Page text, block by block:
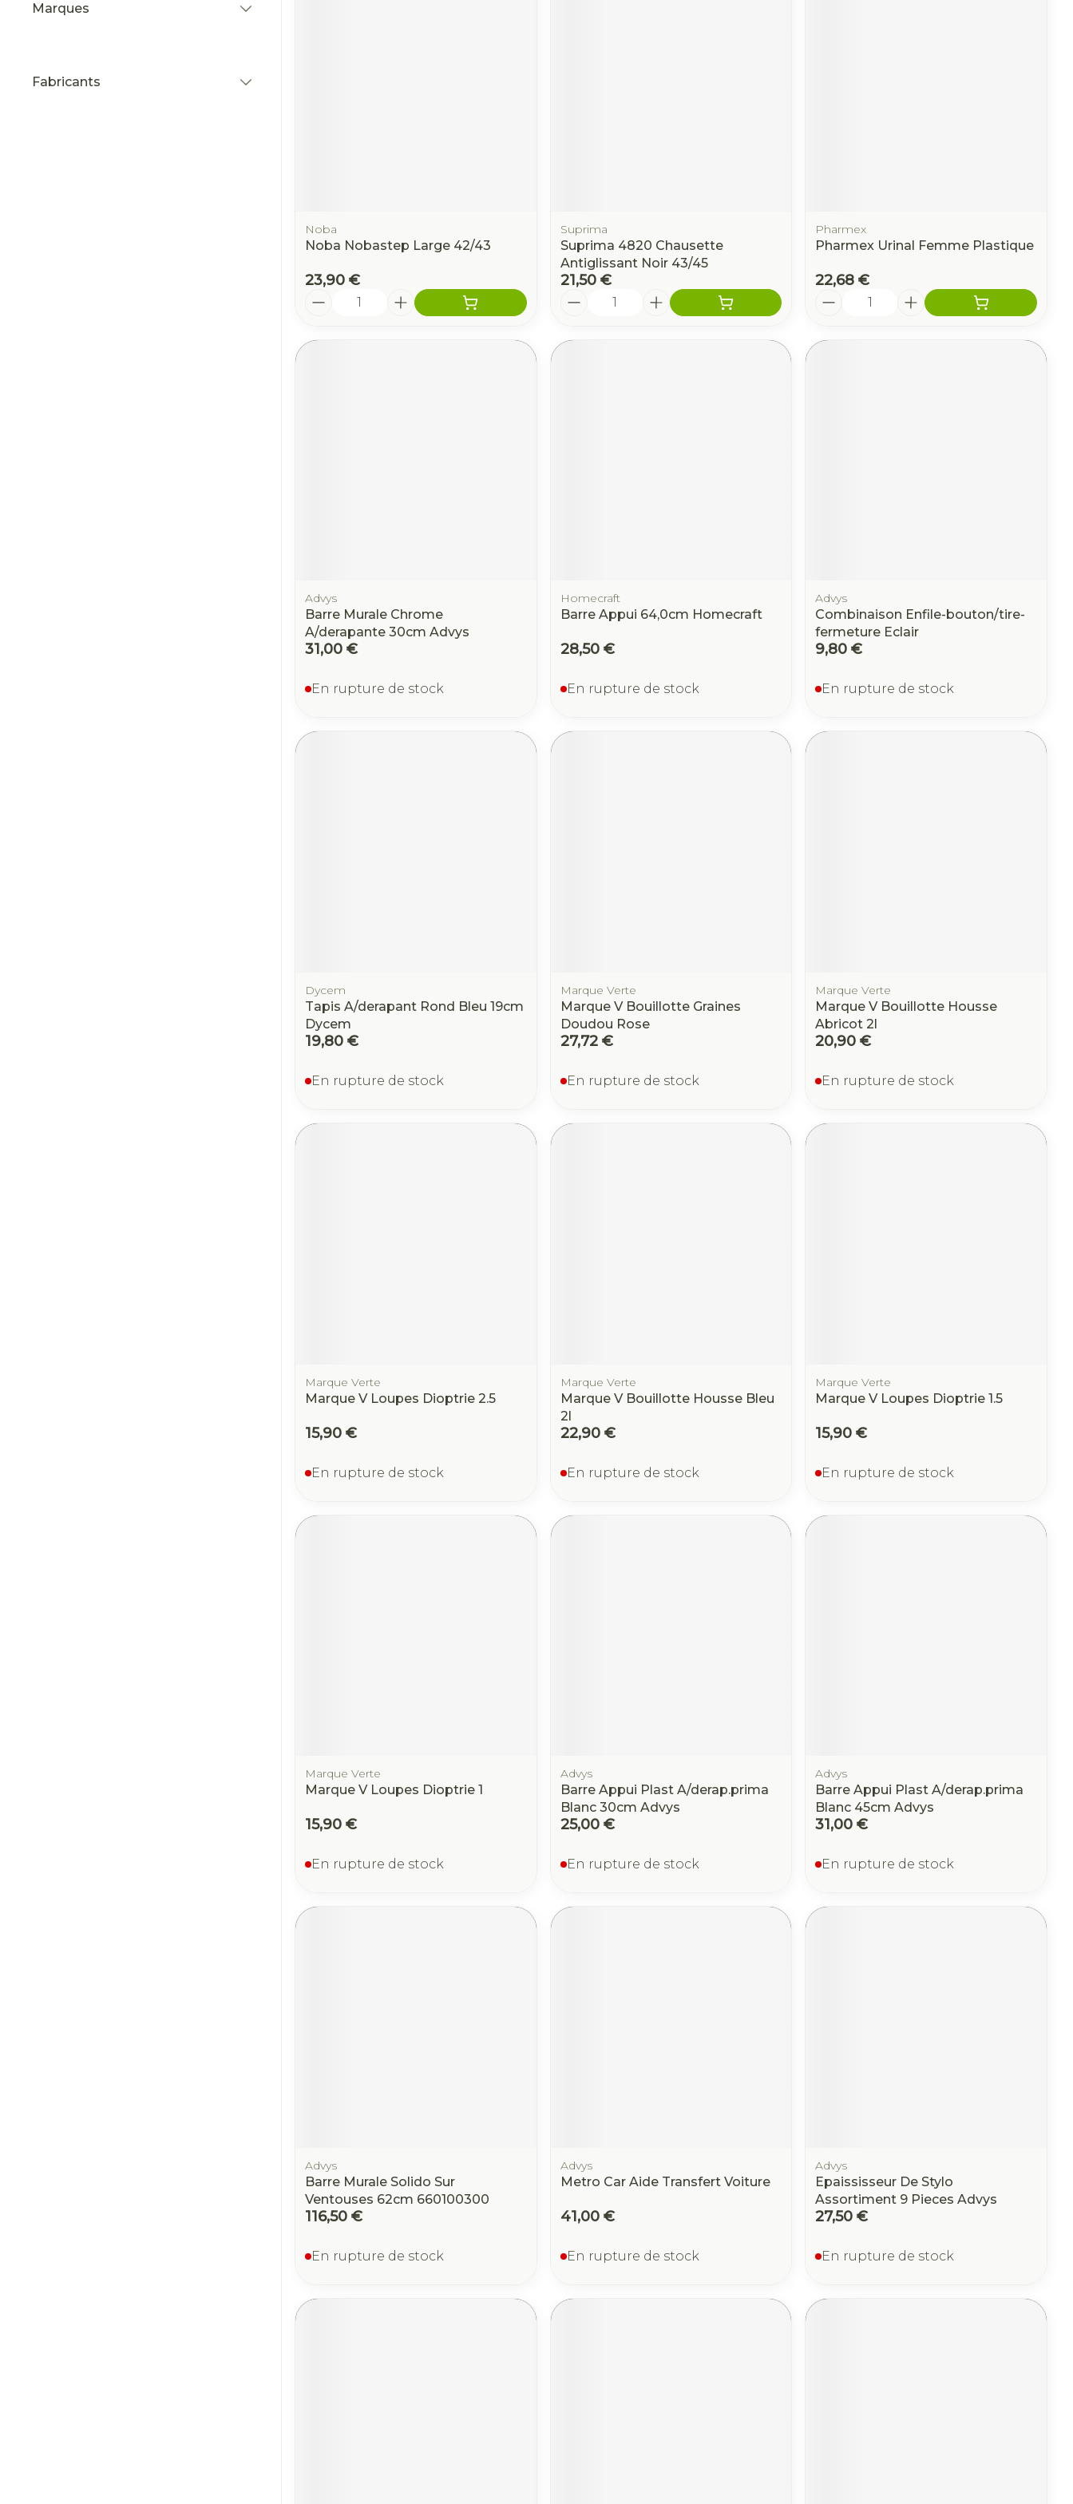
Marques
Fabricants
Noba
Noba Nobastep Large 42/43
23,90 €
Quantité
Suprima
Suprima 4820 Chausette
Antiglissant Noir 43/45
21,50 €
Quantité
Pharmex
Pharmex Urinal Femme Plastique
22,68 €
Quantité
Advys
Barre Murale Chrome
A/derapante 30cm Advys
31,00 €
En rupture de stock
Homecraft
Barre Appui 64,0cm Homecraft
28,50 €
En rupture de stock
Advys
Combinaison Enfile-bouton/tire-
fermeture Eclair
9,80 €
En rupture de stock
Dycem
Tapis A/derapant Rond Bleu 19cm
Dycem
19,80 €
En rupture de stock
Marque Verte
Marque V Bouillotte Graines
Doudou Rose
27,72 €
En rupture de stock
Marque Verte
Marque V Bouillotte Housse
Abricot 2l
20,90 €
En rupture de stock
Marque Verte
Marque V Loupes Dioptrie 2.5
15,90 €
En rupture de stock
Marque Verte
Marque V Bouillotte Housse Bleu
2l
22,90 €
En rupture de stock
Marque Verte
Marque V Loupes Dioptrie 1.5
15,90 €
En rupture de stock
Marque Verte
Marque V Loupes Dioptrie 1
15,90 €
En rupture de stock
Advys
Barre Appui Plast A/derap.prima
Blanc 30cm Advys
25,00 €
En rupture de stock
Advys
Barre Appui Plast A/derap.prima
Blanc 45cm Advys
31,00 €
En rupture de stock
Advys
Barre Murale Solido Sur
Ventouses 62cm 660100300
116,50 €
En rupture de stock
Advys
Metro Car Aide Transfert Voiture
41,00 €
En rupture de stock
Advys
Epaississeur De Stylo
Assortiment 9 Pieces Advys
27,50 €
En rupture de stock